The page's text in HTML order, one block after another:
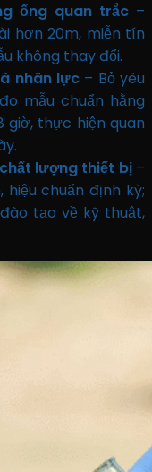
ống quan trắc–
hơn 20m, miễn tín
không thay đổi.
nhân lực– Bỏ yêu
mẫu chuẩn hằng
giờ, thực hiện quan
lượng thiết bị–
chuẩn định kỳ;
tạo về kỹ thuật,